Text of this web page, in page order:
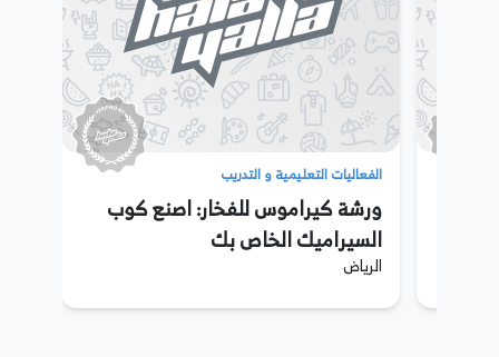
الفعاليات التعليمية و التدريب
ورشة كيراموس للفخار: اصنع كوب
السيراميك الخاص بك
الرياض